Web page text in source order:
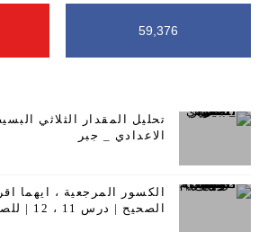
59,376
تحليل المقدار الثلاثي
الاعدادي _ جبر
الكسور المرجعية ، ايهما
الصحيح | درس 11 ، 12 | للصف الرابع الابتدائي